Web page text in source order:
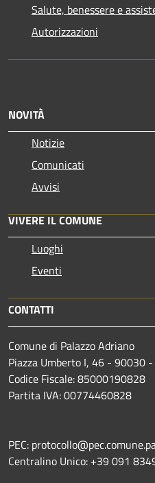
Salute, benessere e
Autorizzazioni
NOVITÀ
Notizie
Comunicati
Avvisi
VIVERE IL COMUNE
Luoghi
Eventi
CONTATTI
Comune di Palazzo Adriano
Piazza Umberto I, 46 - 90030 -
Codice Fiscale: 85000190828
Partita IVA: 00774460828
PEC:
Centralino Unico: +39 091